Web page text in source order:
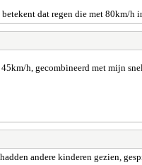
dat regen die met 80km/h
h, gecombineerd met mijn
andere kinderen gezien,